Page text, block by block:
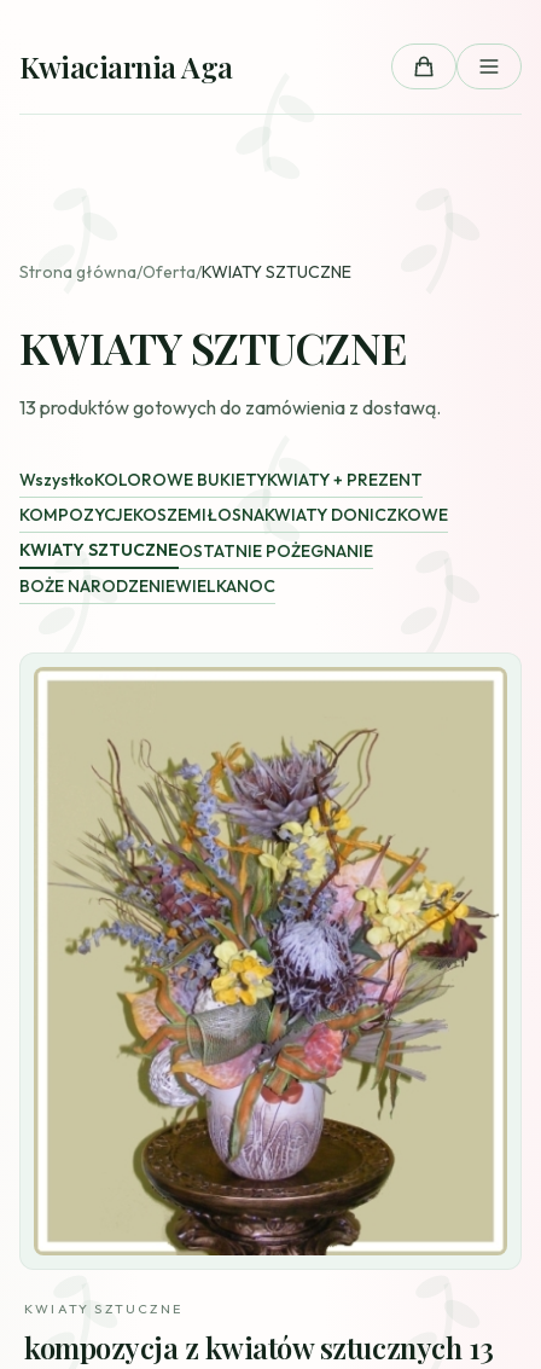
Kwiaciarnia Aga Koszyk
Strona główna/Oferta/KWIATY SZTUCZNE
KWIATY SZTUCZNE
13 produktów gotowych do zamówienia z dostawą.
WszystkoKOLOROWE BUKIETYKWIATY + PREZENT
KOMPOZYCJEKOSZEMIŁOSNAKWIATY DONICZKOWE
KWIATY SZTUCZNEOSTATNIE POŻEGNANIE
BOŻE NARODZENIEWIELKANOC
KWIATY SZTUCZNE
kompozycja z kwiatów sztucznych 13